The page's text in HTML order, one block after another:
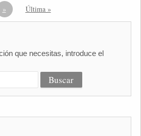
»
Última »
que necesitas, introduce el